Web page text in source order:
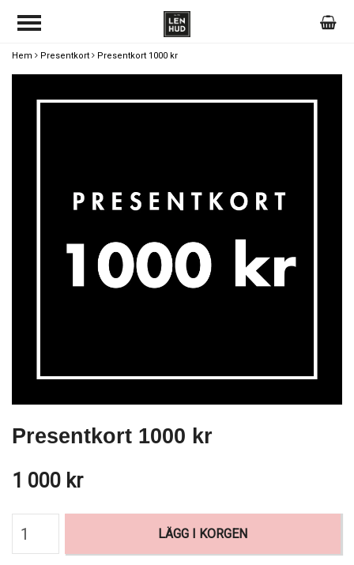
Hem Presentkort Presentkort 1000 kr
Presentkort 1000 kr
1 000 kr
LÄGG I KORGEN